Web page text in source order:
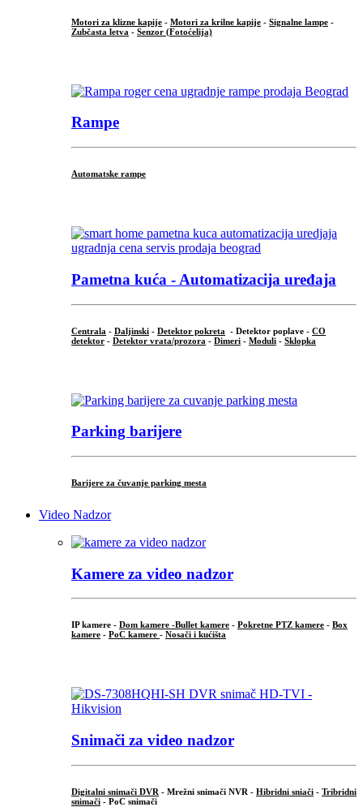
Motori za klizne kapije - Motori za krilne kapije - Signalne lampe -
Zubčasta letva - Senzor (Fotoćelija)
Rampe
Automatske rampe
Pametna kuća - Automatizacija uređaja
Centrala - Daljinski - Detektor pokreta - Detektor poplave - CO
detektor - Detektor vrata/prozora - Dimeri - Moduli - Sklopka
Parking barijere
Barijere za čuvanje parking mesta
Video Nadzor
Kamere za video nadzor
IP kamere - Dom kamere -Bullet kamere - Pokretne PTZ kamere - Box
kamere - PoC kamere - Nosači i kućišta
Snimači za video nadzor
Digitalni snimači DVR - Mrežni snimači NVR - Hibridni sniači - Tribridni
snimači - PoC snimači